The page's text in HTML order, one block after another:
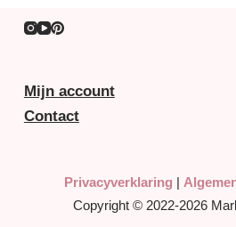
Mijn account
Contact
Privacyverklaring |
Copyright © 2022-2026